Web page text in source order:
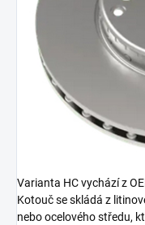
Varianta HC vychází z
Kotouč se skládá z
nebo ocelového středu,